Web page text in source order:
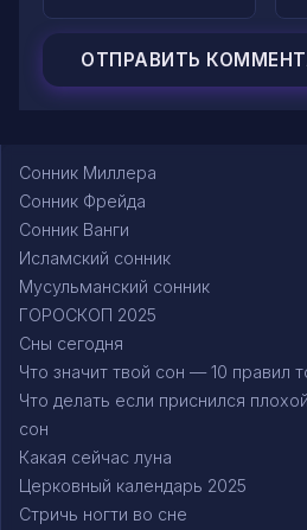
Сонник Миллера
Сонник Фрейда
Сонник Ванги
Исламский сонник
Мусульманский сонник
ГОРОСКОП 2025
Сны сегодня
Что значит твой сон — 10 правил
Что делать если приснился плохой
сон
Какая сейчас луна
Церковный календарь 2025
Стричь ногти во сне